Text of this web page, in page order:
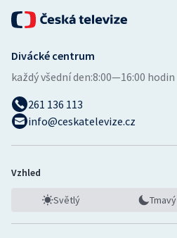
Volejbal
Ostatní
Divácké centrum
každý všední den:8:00—16:00 hodin
261 136 113
info@ceskatelevize.cz
Vzhled
Světlý Tmavý